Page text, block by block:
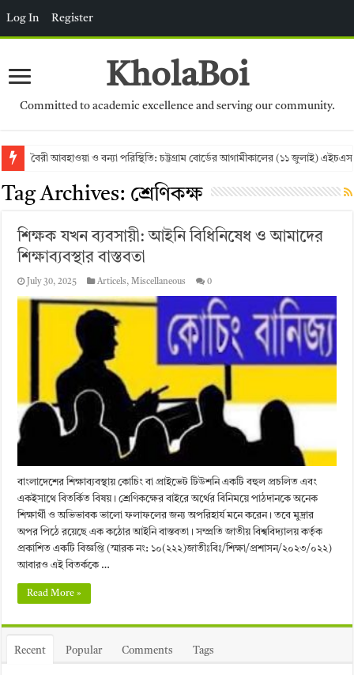
KholaBoi
Committed to academic excellence and serving our community.
বৈরী আবহাওয়া ও বন্যা পরিস্থিতি: চট্টগ্রাম বোর্ডের আগামীকালের (১১ জুলাই)
Tag Archives: শ্রেণিকক্ষ
শিক্ষক যখন ব্যবসায়ী: আইনি বিধিনিষেধ ও আমাদের
শিক্ষাব্যবস্থার বাস্তবতা
July 30, 2025 Articels,Miscellaneous 0
বাংলাদেশের শিক্ষাব্যবস্থায় কোচিং বা প্রাইভেট টিউশনি একটি বহুল প্রচলিত এবং
একইসাথে বিতর্কিত বিষয়। শ্রেণিকক্ষের বাইরে অর্থের বিনিময়ে পাঠদানকে অনেক
শিক্ষার্থী ও অভিভাবক ভালো ফলাফলের জন্য অপরিহার্য মনে করেন। তবে মুদ্রার
অপর পিঠে রয়েছে এক কঠোর আইনি বাস্তবতা। সম্প্রতি জাতীয় বিশ্ববিদ্যালয় কর্তৃক
প্রকাশিত একটি বিজ্ঞপ্তি (স্মারক নং: ১০(২২২)জাতীঃবিঃ/শিক্ষা/প্রশাসন/২০২৩/০২২)
আবারও এই বিতর্ককে …
Read More »
Recent Popular Comments Tags
Log In Register